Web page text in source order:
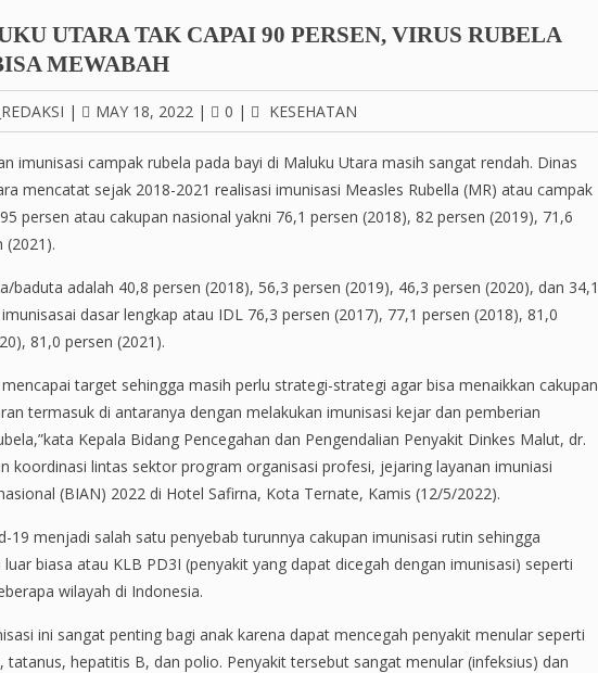
UTARA TAK CAPAI 90 PERSEN, VIRUS RUBELA
MEWABAH
| MAY 18, 2022 | 0 | KESEHATAN
imunisasi campak rubela pada bayi di Maluku Utara masih sangat rendah. Dinas
mencatat sejak 2018-2021 realisasi imunisasi Measles Rubella (MR) atau campak
persen atau cakupan nasional yakni 76,1 persen (2018), 82 persen (2019), 71,6
(2021).
baduta adalah 40,8 persen (2018), 56,3 persen (2019), 46,3 persen (2020), dan 34,1
dasar lengkap atau IDL 76,3 persen (2017), 77,1 persen (2018), 81,0
81,0 persen (2021).
target sehingga masih perlu strategi-strategi agar bisa menaikkan cakupan
termasuk di antaranya dengan melakukan imunisasi kejar dan pemberian
Kepala Bidang Pencegahan dan Pengendalian Penyakit Dinkes Malut, dr.
koordinasi lintas sektor program organisasi profesi, jejaring layanan imuniasi
(BIAN) 2022 di Hotel Safirna, Kota Ternate, Kamis (12/5/2022).
19 menjadi salah satu penyebab turunnya cakupan imunisasi rutin sehingga
biasa atau KLB PD3I (penyakit yang dapat dicegah dengan imunisasi) seperti
wilayah di Indonesia.
ini sangat penting bagi anak karena dapat mencegah penyakit menular seperti
tatanus, hepatitis B, dan polio. Penyakit tersebut sangat menular (infeksius) dan